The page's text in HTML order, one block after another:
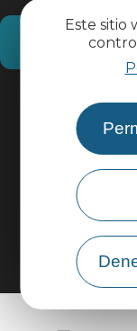
Este sitio
¿Cómo